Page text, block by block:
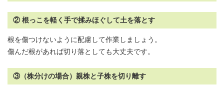
② 根っこを軽く手で揉みほぐして土を落とす
根を傷つけないように配慮して作業しましょう。
傷んだ根があれば切り落としても大丈夫です。
③（株分けの場合）親株と子株を切り離す